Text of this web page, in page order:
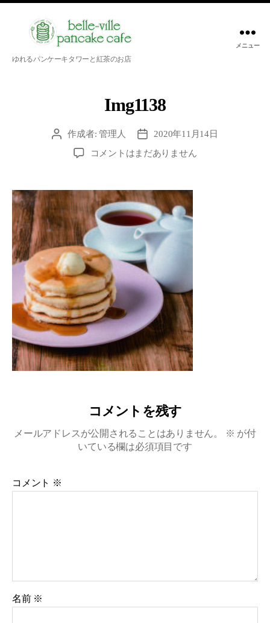
belle-
ゆれるパンケーキタワーと紅茶のお店
メニュー
Img1138
投
作成者:管理人
投
稿
2020年11月14日
Img1138
コメントはまだありません
コメントを残す
メールアドレスが公開されることはありません。 ※ が付
いている欄は必須項目です
コメント ※
名前 ※